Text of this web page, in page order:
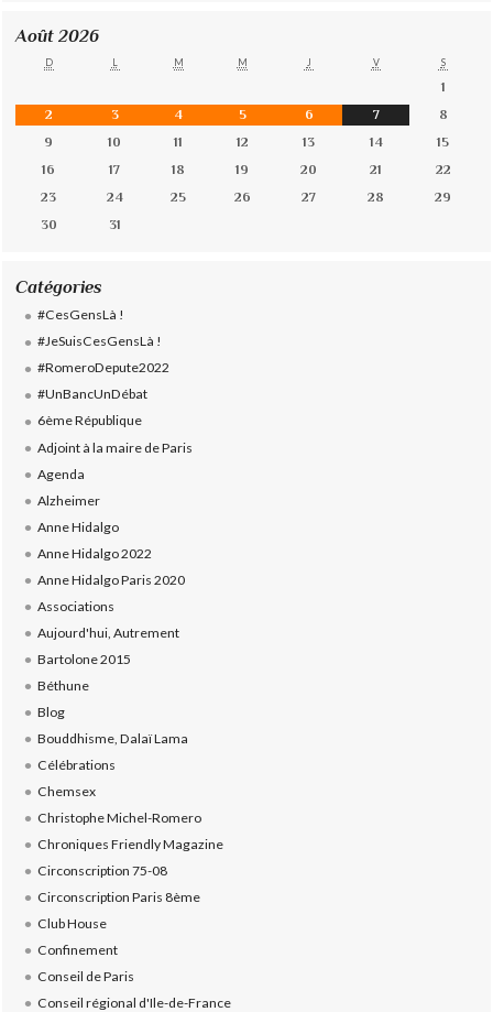
Août 2026
D L M M J V S
1
2
3 4 5 6 7
8
9
10 11 12 13 14
15
16
17 18 19 20 21
22
23
24 25 26 27 28
29
30
31
Catégories
#CesGensLà !
#JeSuisCesGensLà !
#RomeroDepute2022
#UnBancUnDébat
6ème République
Adjoint à la maire de Paris
Agenda
Alzheimer
Anne Hidalgo
Anne Hidalgo 2022
Anne Hidalgo Paris 2020
Associations
Aujourd'hui, Autrement
Bartolone 2015
Béthune
Blog
Bouddhisme, Dalaï Lama
Célébrations
Chemsex
Christophe Michel-Romero
Chroniques Friendly Magazine
Circonscription 75-08
Circonscription Paris 8ème
Club House
Confinement
Conseil de Paris
Conseil régional d'Ile-de-France